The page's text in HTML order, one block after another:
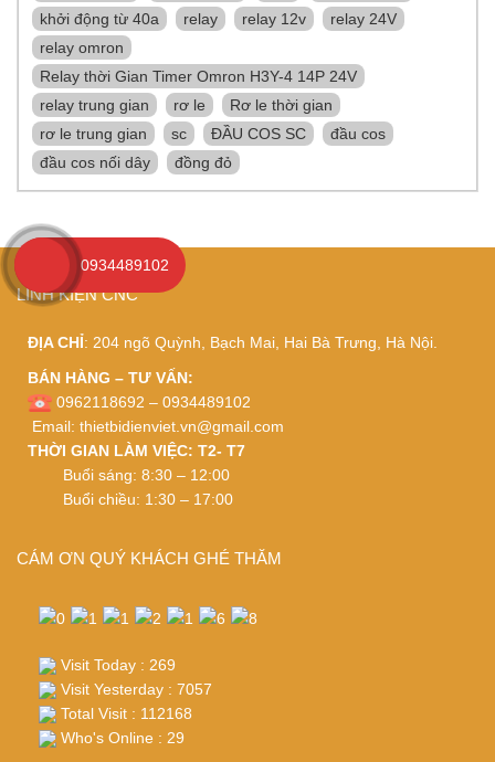
khởi động từ 40a
relay relay 12v
relay 24V
relay omron
Relay thời Gian Timer Omron H3Y-4 14P 24V
relay trung gian
rơ le
Rơ le thời gian
rơ le trung gian
sc ĐẦU COS SC
đầu cos
đầu cos nối dây
đồng đỏ
LINH KIỆN CNC
ĐỊA CHỈ: 204 ngõ Quỳnh, Bạch Mai, Hai Bà Trưng, Hà Nội.
BÁN HÀNG – TƯ VẤN:
0962118692 – 0934489102
Email: thietbidienviet.vn@gmail.com
THỜI GIAN LÀM VIỆC: T2- T7
Buổi sáng: 8:30 – 12:00
Buổi chiều: 1:30 – 17:00
CÁM ƠN QUÝ KHÁCH GHÉ THĂM
Visit Today : 269
Visit Yesterday : 7057
Total Visit : 112168
Who's Online : 29
0934489102